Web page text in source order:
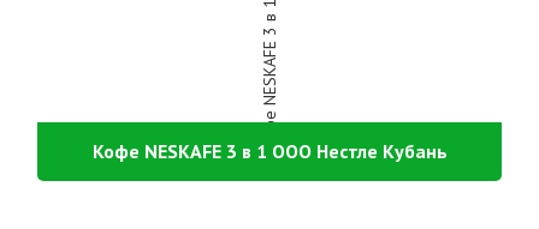
Кофе NESKAFE 3 в 1 ООО Нестле Кубань